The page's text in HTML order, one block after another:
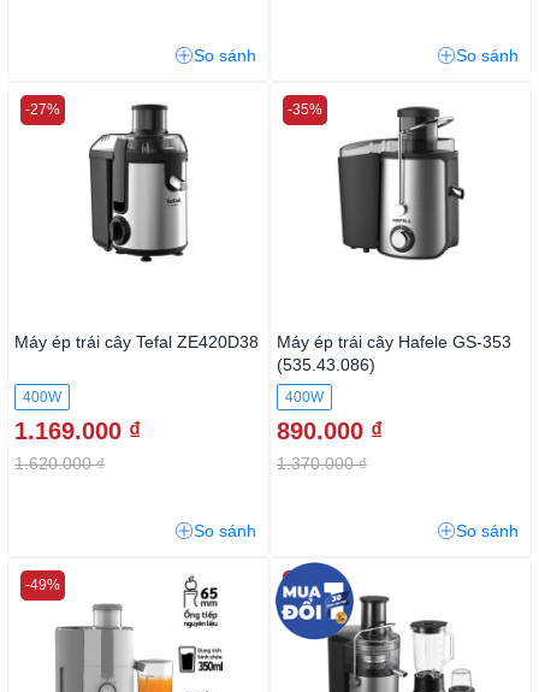
So sánh So sánh
Máy ép trái cây Tefal ZE420D38
400W
1.169.000 ₫
1.620.000 ₫
-27%
So sánh
Máy ép trái cây Hafele GS-353
(535.43.086)
400W
890.000 ₫
1.370.000 ₫
-35%
So sánh
-49% -34%